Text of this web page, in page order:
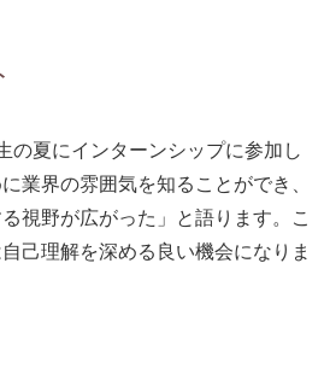
の夏にインターンシップに参加し
業界の雰囲気を知ることができ、
視野が広がった」と語ります。こ
己理解を深める良い機会になりま